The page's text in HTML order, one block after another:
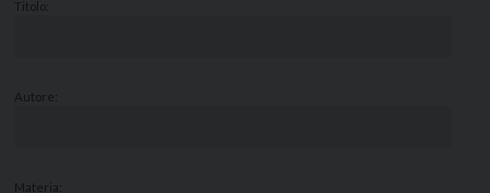
Titolo:
Autore:
Materia: